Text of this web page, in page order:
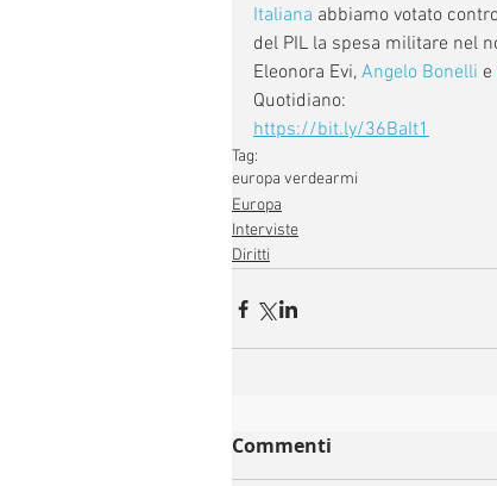
Italiana abbiamo votato
del PIL la spesa militare nel
Eleonora Evi, Angelo Bonelli e
Quotidiano:
https://bit.ly/36BaIt1
Tag:
europa verdearmi
Europa
Interviste
Diritti
Commenti